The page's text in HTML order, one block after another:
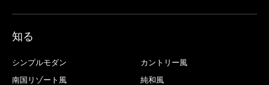
知る
シンプルモダン
カントリー風
南国リゾート風
純和風